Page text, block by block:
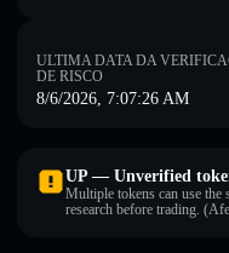
ULTIMA DATA DA
DE RISCO
8/6/2026, 7:07:26 AM
UP — Unverified
Multiple tokens can use the
research before trading.